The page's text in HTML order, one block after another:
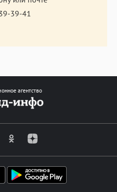
39-41
агентство